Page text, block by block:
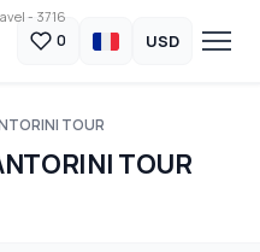
- 3716
0 USD
TOUR
TOUR